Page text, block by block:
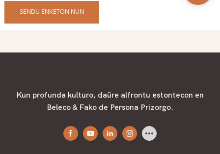
SENDU ENKETON NUN
Kun profunda kulturo, daŭre alfrontu estontecon en
Beleco & Fako de Persona Prizorgo.